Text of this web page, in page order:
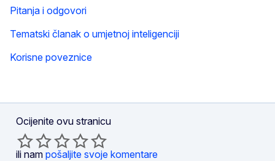
Pitanja i odgovori
Tematski članak o umjetnoj inteligenciji
Korisne poveznice
Ocijenite ovu stranicu
ili nam pošaljite svoje komentare